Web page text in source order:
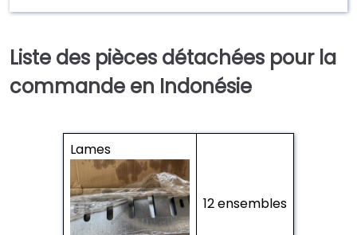
Liste des pièces détachées pour la
commande en Indonésie
Lames
12 ensembles